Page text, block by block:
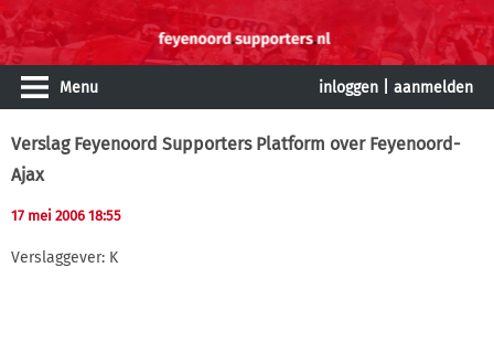
Menu inloggen aanmelden
Verslag Feyenoord Supporters Platform over Feyenoord-
Ajax
17 mei 2006 18:55
Verslaggever: K